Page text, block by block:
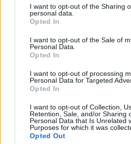
not limited to your visit or usage
grant or deny consent to Google and
use your data for below specified
consent section.
I want to opt-out of the Sharing
personal data.
Opted In
I want to opt-out of the Sale of
Personal Data.
Opted In
I want to opt-out of processing
Personal Data for Targeted
Opted In
I want to opt-out of Collection,
Retention, Sale, and/or Sharing
Personal Data that Is Unrelated
Purposes for which it was
Opted Out
tájékoztatja a klubvezetés a
beol.hu
Címkék:vásárlás kézilabda
szurkolók bérletek